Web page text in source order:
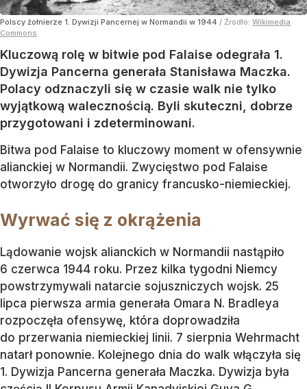
Polscy żołnierze 1. Dywizji Pancernej w Normandii w 1944 / Źródło: Wikimedia
Commons
Kluczową rolę w bitwie pod Falaise odegrała 1.
Dywizja Pancerna generała Stanisława Maczka.
Polacy odznaczyli się w czasie walk nie tylko
wyjątkową walecznością. Byli skuteczni, dobrze
przygotowani i zdeterminowani.
Bitwa pod Falaise to kluczowy moment w ofensywnie
alianckiej w Normandii. Zwycięstwo pod Falaise
otworzyło drogę do granicy francusko-niemieckiej.
Wyrwać się z okrążenia
Lądowanie wojsk alianckich w Normandii nastąpiło
6 czerwca 1944 roku. Przez kilka tygodni Niemcy
powstrzymywali natarcie sojuszniczych wojsk. 25
lipca pierwsza armia generała Omara N. Bradleya
rozpoczęła ofensywę, która doprowadziła
do przerwania niemieckiej linii. 7 sierpnia Wehrmacht
natarł ponownie. Kolejnego dnia do walk włączyła się
1. Dywizja Pancerna generała Maczka. Dywizja była